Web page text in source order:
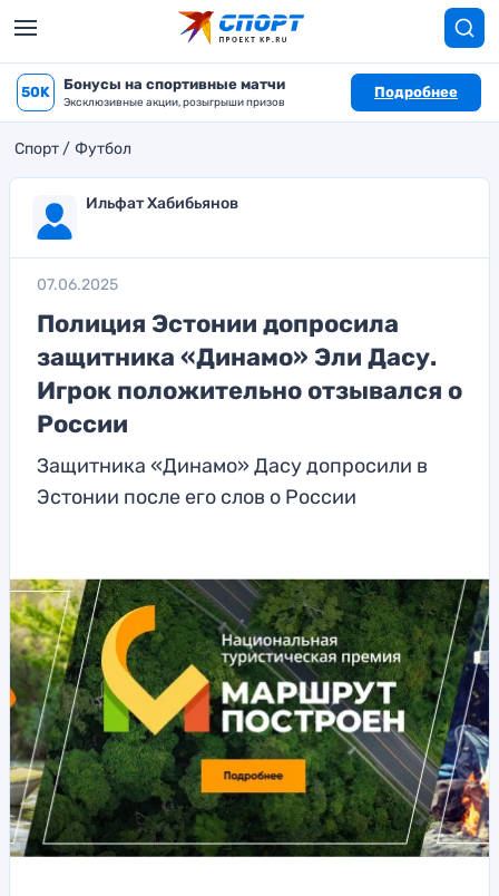
50K Бонусы на спортивные матчи
Эксклюзивные акции, розыгрыши призов
Подробнее
Спорт Футбол
Ильфат Хабибьянов
07.06.2025
Полиция Эстонии допросила
защитника «Динамо» Эли Дасу.
Игрок положительно отзывался о
России
Защитника «Динамо» Дасу допросили в
Эстонии после его слов о России